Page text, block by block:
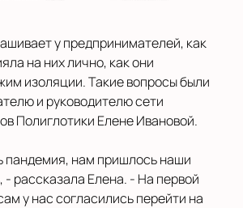
у предпринимателей, как
на них лично, как они
изоляции. Такие вопросы были
и руководителю сети
Полиглотики Елене Ивановой.
пандемия, нам пришлось наши
- рассказала Елена. - На первой
у нас согласились перейти на